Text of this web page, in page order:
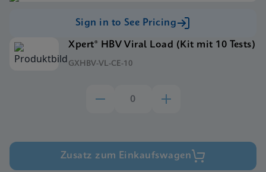
Sign in to See Pricing
Xpert® HBV Viral Load (Kit mit 10 Tests)
GXHBV-VL-CE-10
Zusatz zum Einkaufswagen